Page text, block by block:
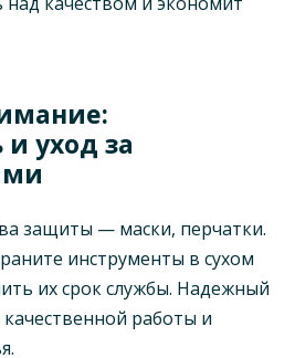
и уход за
защиты — маски, перчатки.
инструменты в сухом
их срок службы. Надежный
работы и